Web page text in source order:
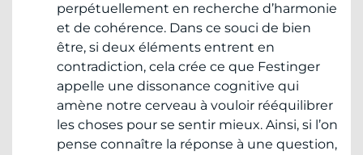
perpétuellement en recherche d’harmonie
et de cohérence. Dans ce souci de bien
être, si deux éléments entrent en
contradiction, cela crée ce que Festinger
appelle une dissonance cognitive qui
amène notre cerveau à vouloir rééquilibrer
les choses pour se sentir mieux. Ainsi, si l’on
pense connaître la réponse à une question,